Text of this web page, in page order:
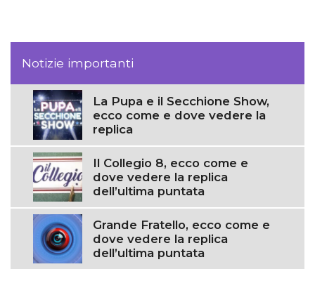
Notizie importanti
La Pupa e il Secchione Show,
ecco come e dove vedere la
replica
Il Collegio 8, ecco come e
dove vedere la replica
dell’ultima puntata
Grande Fratello, ecco come e
dove vedere la replica
dell’ultima puntata